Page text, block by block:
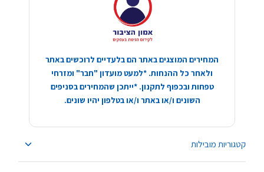
קטגוריות מובילות
המחירים המוצגים באתר הם בלעדיים לרוכשים באתר
ולאחר כל ההנחות. *למעט מועדון "חבר" ומזרחי
טפחות ובכפוף לתקנון. *ייתכן שהמחירים בסניפים
השונים ו/או באתר ו/או בטלפון יהיו שונים.